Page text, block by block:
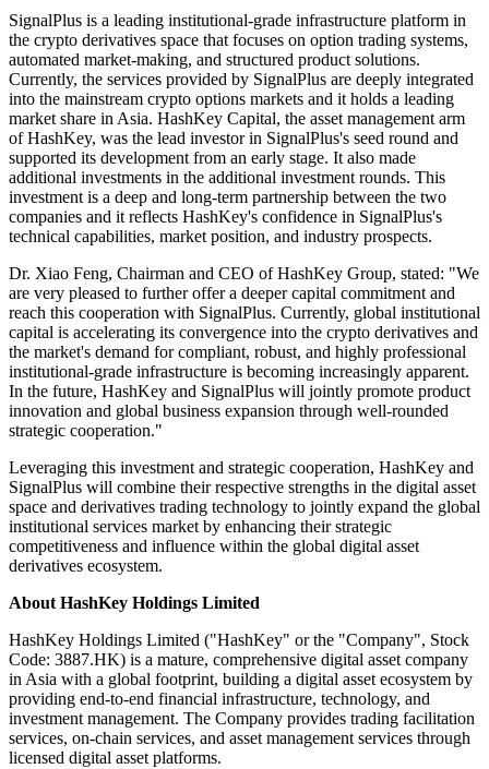
SignalPlus is a leading institutional-grade infrastructure platform in
the crypto derivatives space that focuses on option trading systems,
automated market-making, and structured product solutions.
Currently, the services provided by SignalPlus are deeply integrated
into the mainstream crypto options markets and it holds a leading
market share in Asia. HashKey Capital, the asset management arm
of HashKey, was the lead investor in SignalPlus's seed round and
supported its development from an early stage. It also made
additional investments in the additional investment rounds. This
investment is a deep and long-term partnership between the two
companies and it reflects HashKey's confidence in SignalPlus's
technical capabilities, market position, and industry prospects.
Dr. Xiao Feng, Chairman and CEO of HashKey Group, stated: "We
are very pleased to further offer a deeper capital commitment and
reach this cooperation with SignalPlus. Currently, global institutional
capital is accelerating its convergence into the crypto derivatives and
the market's demand for compliant, robust, and highly professional
institutional-grade infrastructure is becoming increasingly apparent.
In the future, HashKey and SignalPlus will jointly promote product
innovation and global business expansion through well-rounded
strategic cooperation."
Leveraging this investment and strategic cooperation, HashKey and
SignalPlus will combine their respective strengths in the digital asset
space and derivatives trading technology to jointly expand the global
institutional services market by enhancing their strategic
competitiveness and influence within the global digital asset
derivatives ecosystem.
About HashKey Holdings Limited
HashKey Holdings Limited ("HashKey" or the "Company", Stock
Code: 3887.HK) is a mature, comprehensive digital asset company
in Asia with a global footprint, building a digital asset ecosystem by
providing end-to-end financial infrastructure, technology, and
investment management. The Company provides trading facilitation
services, on-chain services, and asset management services through
licensed digital asset platforms.